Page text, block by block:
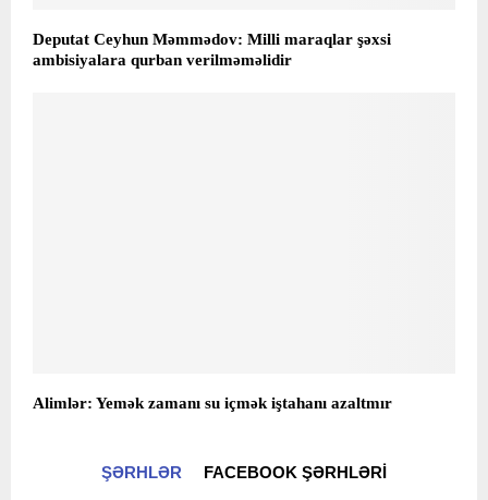
Deputat Ceyhun Məmmədov: Milli maraqlar şəxsi
ambisiyalara qurban verilməməlidir
Alimlər: Yemək zamanı su içmək iştahanı azaltmır
ŞƏRHLƏR FACEBOOK ŞƏRHLƏRI